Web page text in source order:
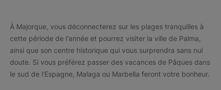
À Majorque, vous déconnecterez sur les plages tranquilles à
cette période de l'année et pourrez visiter la ville de Palma,
ainsi que son centre historique qui vous surprendra sans nul
doute. Si vous préférez passer des vacances de Pâques dans
le sud de l'Espagne, Malaga ou Marbella feront votre bonheur.